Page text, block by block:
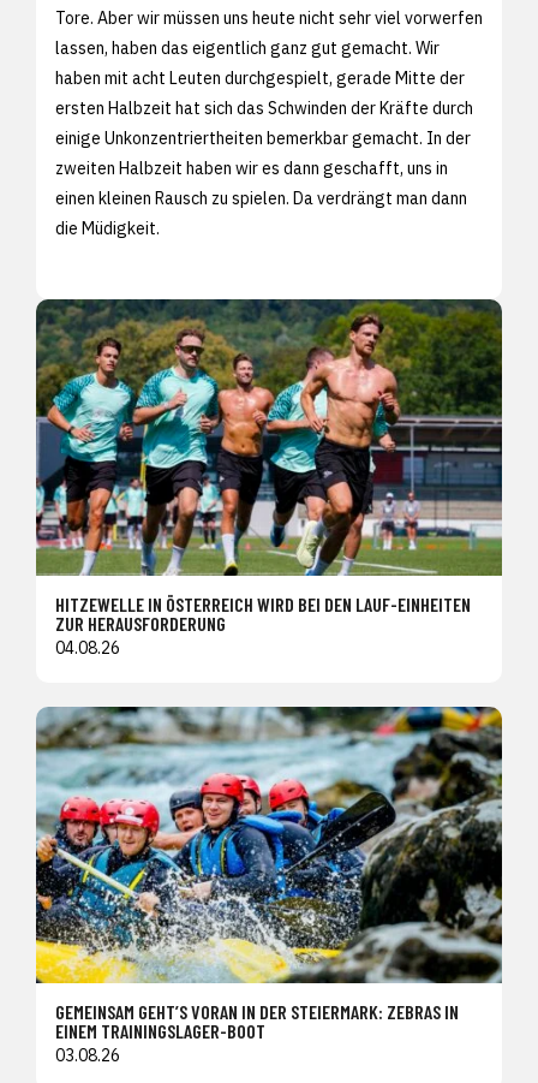
Tore. Aber wir müssen uns heute nicht sehr viel vorwerfen
lassen, haben das eigentlich ganz gut gemacht. Wir
haben mit acht Leuten durchgespielt, gerade Mitte der
ersten Halbzeit hat sich das Schwinden der Kräfte durch
einige Unkonzentriertheiten bemerkbar gemacht. In der
zweiten Halbzeit haben wir es dann geschafft, uns in
einen kleinen Rausch zu spielen. Da verdrängt man dann
die Müdigkeit.
HITZEWELLE IN ÖSTERREICH WIRD BEI DEN LAUF-EINHEITEN
ZUR HERAUSFORDERUNG
04.08.26
GEMEINSAM GEHT’S VORAN IN DER STEIERMARK: ZEBRAS IN
EINEM TRAININGSLAGER-BOOT
03.08.26